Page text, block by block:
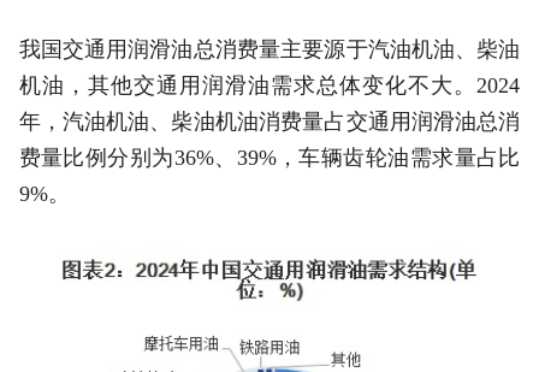
我国交通用润滑油总消费量主要源于汽油机油、柴油
机油，其他交通用润滑油需求总体变化不大。2024
年，汽油机油、柴油机油消费量占交通用润滑油总消
费量比例分别为36%、39%，车辆齿轮油需求量占比
9%。